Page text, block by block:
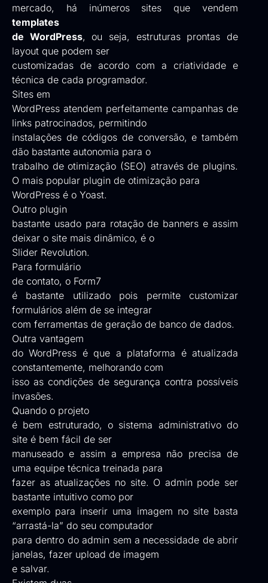
mercado, há inúmeros sites que vendem
templates
de WordPress, ou seja, estruturas prontas de
layout que podem ser
customizadas de acordo com a criatividade e
técnica de cada programador.
Sites em
WordPress atendem perfeitamente campanhas de
links patrocinados, permitindo
instalações de códigos de conversão, e também
dão bastante autonomia para o
trabalho de otimização (SEO) através de plugins.
O mais popular plugin de otimização para
WordPress é o Yoast.
Outro plugin
bastante usado para rotação de banners e assim
deixar o site mais dinâmico, é o
Slider Revolution.
Para formulário
de contato, o Form7
é bastante utilizado pois permite customizar
formulários além de se integrar
com ferramentas de geração de banco de dados.
Outra vantagem
do WordPress é que a plataforma é atualizada
constantemente, melhorando com
isso as condições de segurança contra possíveis
invasões.
Quando o projeto
é bem estruturado, o sistema administrativo do
site é bem fácil de ser
manuseado e assim a empresa não precisa de
uma equipe técnica treinada para
fazer as atualizações no site. O admin pode ser
bastante intuitivo como por
exemplo para inserir uma imagem no site basta
“arrastá-la” do seu computador
para dentro do admin sem a necessidade de abrir
janelas, fazer upload de imagem
e salvar.